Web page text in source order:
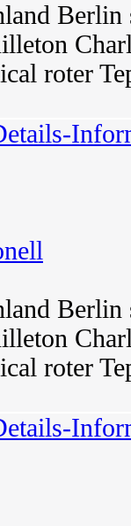
Berlin
roter
Berlin
roter